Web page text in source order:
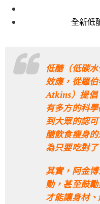
全新低
低醣（低碳
效應，從羅
Atkins）提倡
有多方的科
到大眾的認
醣飲食瘦身
為只要吃對
其實，阿金
動，甚至鼓
才能讓身材